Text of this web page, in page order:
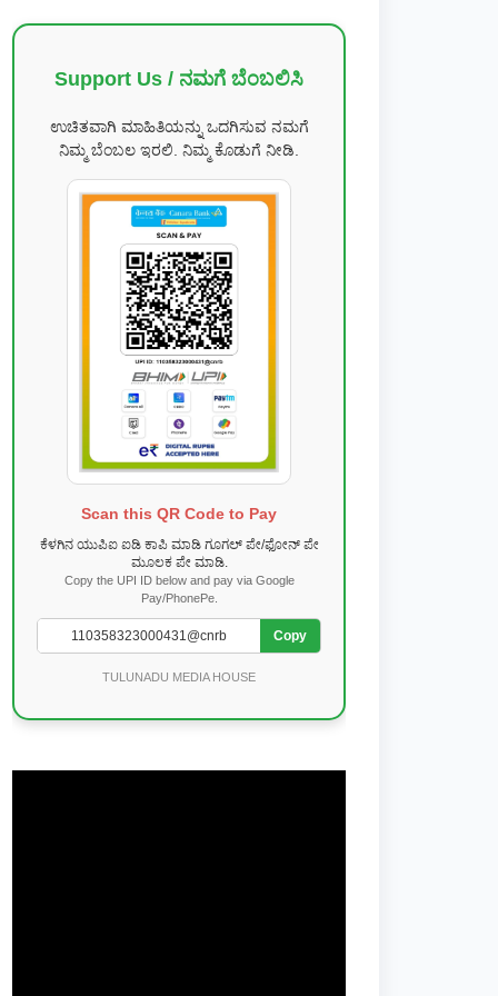
Support Us / ನಮಗೆ ಬೆಂಬಲಿಸಿ
ಉಚಿತವಾಗಿ ಮಾಹಿತಿಯನ್ನು ಒದಗಿಸುವ ನಮಗೆ
ನಿಮ್ಮ ಬೆಂಬಲ ಇರಲಿ. ನಿಮ್ಮ ಕೊಡುಗೆ ನೀಡಿ.
Scan this QR Code to Pay
ಕೆಳಗಿನ ಯುಪಿಐ ಐಡಿ ಕಾಪಿ ಮಾಡಿ ಗೂಗಲ್ ಪೇ/ಫೋನ್ ಪೇ
ಮೂಲಕ ಪೇ ಮಾಡಿ.
Copy the UPI ID below and pay via Google
Pay/PhonePe.
Copy
TULUNADU MEDIA HOUSE